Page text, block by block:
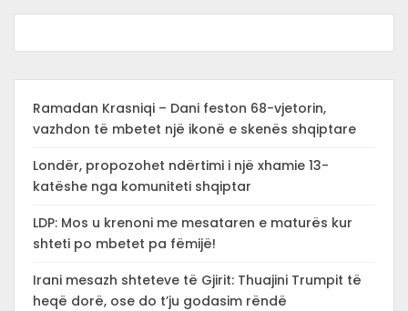
Ramadan Krasniqi – Dani feston 68-vjetorin,
vazhdon të mbetet një ikonë e skenës shqiptare
Londër, propozohet ndërtimi i një xhamie 13-
katëshe nga komuniteti shqiptar
LDP: Mos u krenoni me mesataren e maturës kur
shteti po mbetet pa fëmijë!
Irani mesazh shteteve të Gjirit: Thuajini Trumpit të
heqë dorë, ose do t’ju godasim rëndë